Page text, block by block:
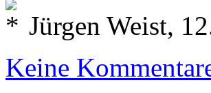
Jürgen Weist,
Keine